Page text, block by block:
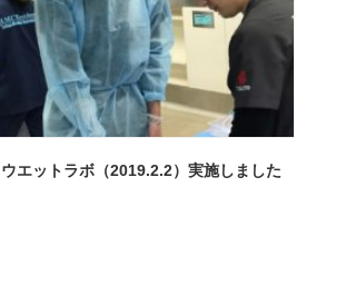
ウエットラボ（2019.2.2）実施しました